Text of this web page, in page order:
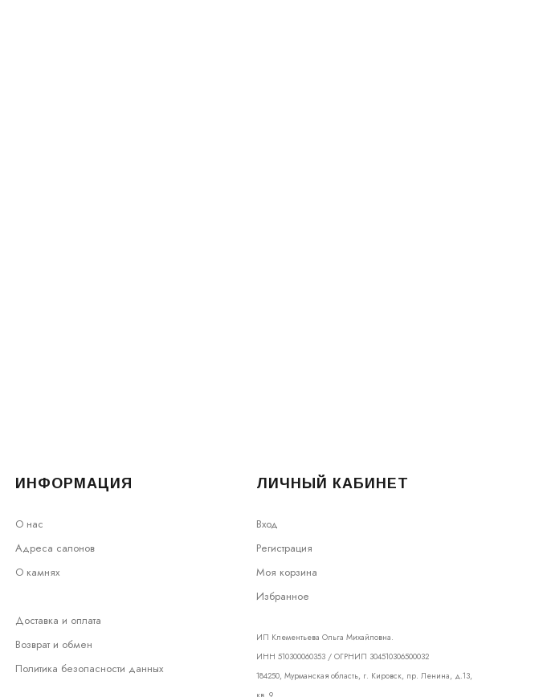
ИНФОРМАЦИЯ
О нас
Адреса салонов
О камнях
Доставка и оплата
Возврат и обмен
Политика безопасности данных
ЛИЧНЫЙ КАБИНЕТ
Вход
Регистрация
Моя корзина
Избранное
ИП Клементьева Ольга Михайловна.
ИНН 510300060353 / ОГРНИП 304510306500032
184250, Мурманская область, г. Кировск, пр. Ленина, д.13,